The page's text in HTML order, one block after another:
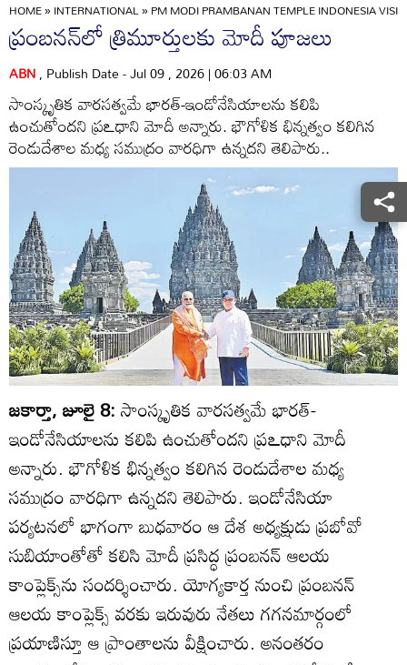
HOME»INTERNATIONAL»PM MODI PRAMBANAN TEMPLE INDONESIA
ప్రంబనన్‌లో త్రిమూర్తులకు మోదీ పూజలు
ABN, Publish Date - Jul 09 , 2026 | 06:03 AM
సాంస్కృతిక వారసత్వమే భారత్‌-ఇండోనేసియాలను కలిపి
ఉంచుతోందని ప్రఽధాని మోదీ అన్నారు. భౌగోళిక భిన్నత్వం కలిగిన
రెండుదేశాల మధ్య సముద్రం వారధిగా ఉన్నదని తెలిపారు..
జకార్తా, జూలై 8:సాంస్కృతిక వారసత్వమే భారత్‌-
ఇండోనేసియాలను కలిపి ఉంచుతోందని ప్రఽధాని మోదీ
అన్నారు. భౌగోళిక భిన్నత్వం కలిగిన రెండుదేశాల మధ్య
సముద్రం వారధిగా ఉన్నదని తెలిపారు. ఇండోనేసియా
పర్యటనలో భాగంగా బుధవారం ఆ దేశ అధ్యక్షుడు ప్రబోవో
సుబియాంతోతో కలిసి మోదీ ప్రసిద్ధ ప్రంబనన్‌ ఆలయ
కాంప్లెక్స్‌ను సందర్శించారు. యోగ్యకార్త నుంచి ప్రంబనన్‌
ఆలయ కాంప్లెక్స్‌ వరకు ఇరువురు నేతలు గగనమార్గంలో
ప్రయాణిస్తూ ఆ ప్రాంతాలను వీక్షించారు. అనంతరం